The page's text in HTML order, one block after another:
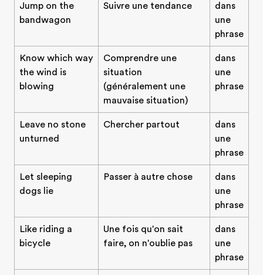
Jump on the
bandwagon
Suivre une tendance
dans
une
phrase
Know which way
the wind is
blowing
Comprendre une
situation
(généralement une
mauvaise situation)
dans
une
phrase
Leave no stone
unturned
Chercher partout
dans
une
phrase
Let sleeping
dogs lie
Passer à autre chose
dans
une
phrase
Like riding a
bicycle
Une fois qu'on sait
faire, on n'oublie pas
dans
une
phrase